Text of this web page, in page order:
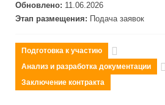
Обновлено: 11.06.2026
Этап размещения: Подача заявок
Подготовка к участию
Анализ и разработка документации
Заключение контракта